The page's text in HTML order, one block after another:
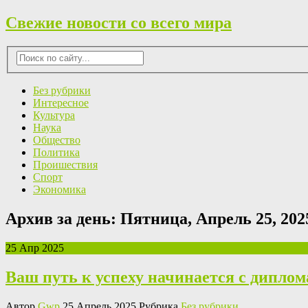
Свежие новости со всего мира
Без рубрики
Интересное
Культура
Наука
Общество
Политика
Проишествия
Спорт
Экономика
Архив за день: Пятница, Апрель 25,
25 Апр 2025
Ваш путь к успеху начинается с